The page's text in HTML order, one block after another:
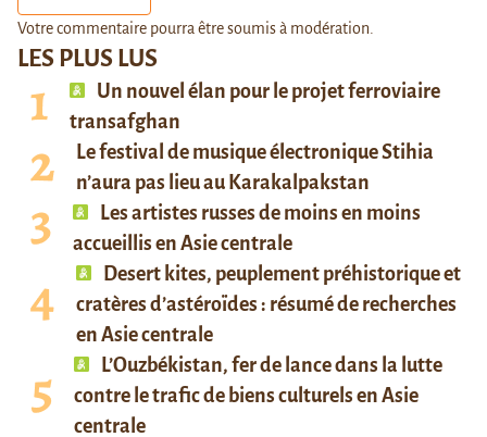
LES PLUS LUS
Un nouvel élan pour le projet ferroviaire
transafghan
Le festival de musique électronique Stihia
n’aura pas lieu au Karakalpakstan
Les artistes russes de moins en moins
accueillis en Asie centrale
Desert kites, peuplement préhistorique et
cratères d’astéroïdes : résumé de recherches
en Asie centrale
L’Ouzbékistan, fer de lance dans la lutte
contre le trafic de biens culturels en Asie
centrale
Votre commentaire pourra être soumis à modération.